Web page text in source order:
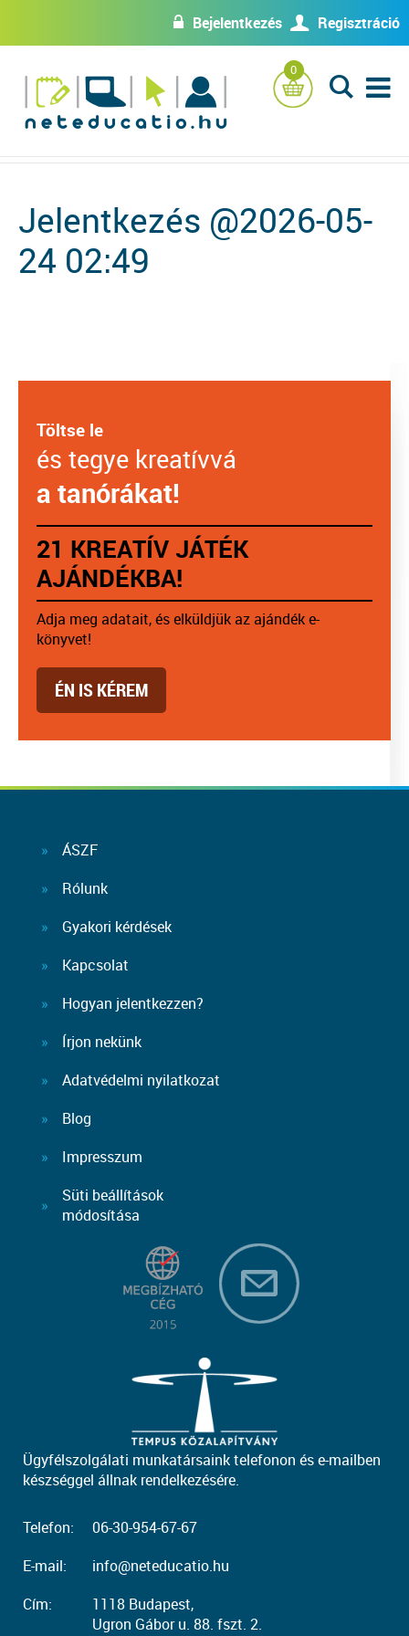
w Bejelentkezés U Regisztráció
0
L
Jelentkezés @2026-05-
24 02:49
Töltse le
és tegye kreatívvá
a tanórákat!
21 KREATÍV JÁTÉK
AJÁNDÉKBA!
Adja meg adatait, és elküldjük az ajándék e-
könyvet!
ÉN IS KÉREM
ÁSZF
Rólunk
Gyakori kérdések
Kapcsolat
Hogyan jelentkezzen?
Írjon nekünk
Adatvédelmi nyilatkozat
Blog
Impresszum
Süti beállítások
módosítása
Ügyfélszolgálati munkatársaink telefonon és e-mailben
készséggel állnak rendelkezésére.
Telefon:
06-30-954-67-67
E-mail:
info@neteducatio.hu
Cím:
1118 Budapest,
Ugron Gábor u. 88. fszt. 2.